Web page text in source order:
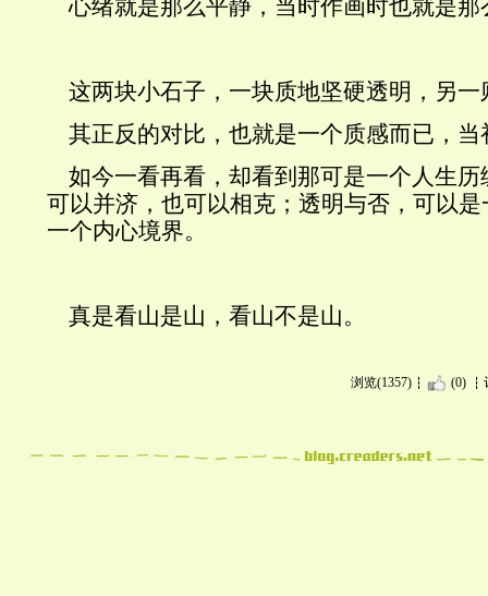
心绪就是那么平静，当时作画时也就是那
这两块小石子，一块质地坚硬透明，另一
其正反的对比，也就是一个质感而已，当
如今一看再看，却看到那可是一个人生
可以并济，也可以相克；透明与否，可以
一个内心境界。
真是看山是山，看山不是山。
浏览(1357) (0)